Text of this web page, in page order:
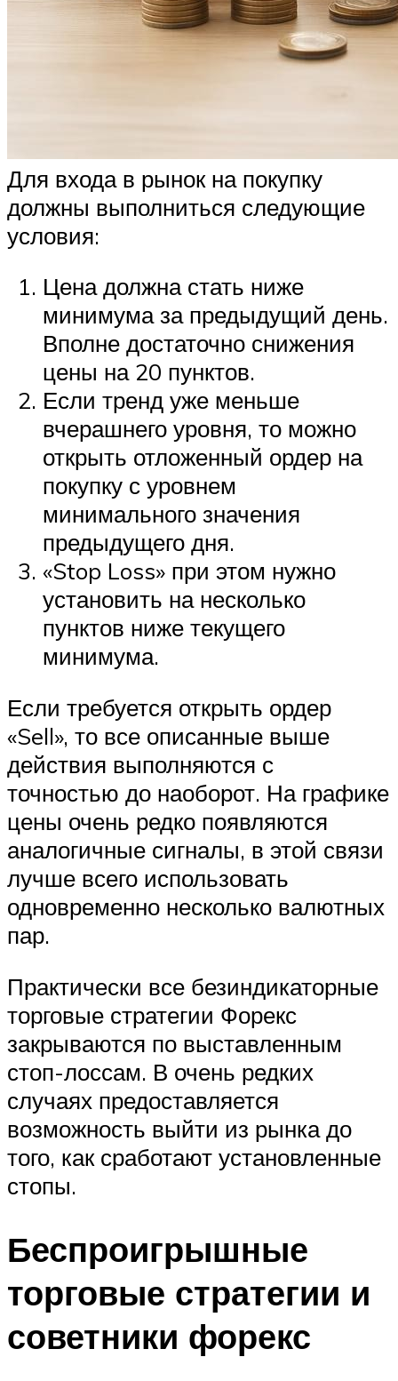
Для входа в рынок на покупку
должны выполниться следующие
условия:
Цена должна стать ниже
минимума за предыдущий день.
Вполне достаточно снижения
цены на 20 пунктов.
Если тренд уже меньше
вчерашнего уровня, то можно
открыть отложенный ордер на
покупку с уровнем
минимального значения
предыдущего дня.
«Stop Loss» при этом нужно
установить на несколько
пунктов ниже текущего
минимума.
Если требуется открыть ордер
«Sell», то все описанные выше
действия выполняются с
точностью до наоборот. На графике
цены очень редко появляются
аналогичные сигналы, в этой связи
лучше всего использовать
одновременно несколько валютных
пар.
Практически все безиндикаторные
торговые стратегии Форекс
закрываются по выставленным
стоп-лоссам. В очень редких
случаях предоставляется
возможность выйти из рынка до
того, как сработают установленные
стопы.
Беспроигрышные
торговые стратегии и
советники форекс